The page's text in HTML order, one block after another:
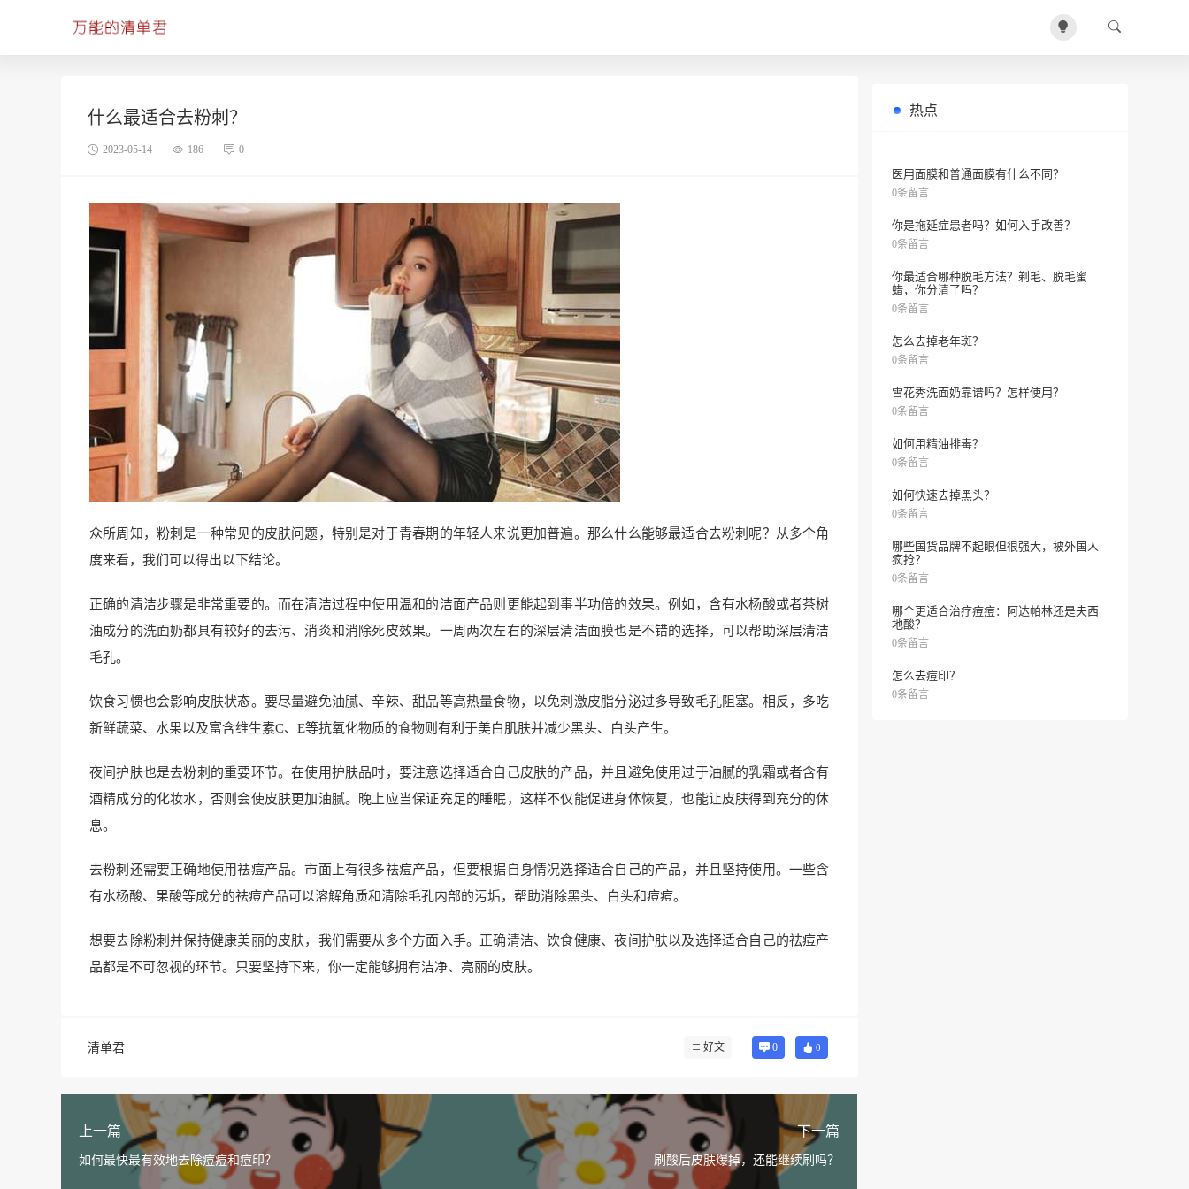
什么最适合去粉刺？
2023-05-14 186 0
众所周知，粉刺是一种常见的皮肤问题，特别是对于青春期的年轻人来说更加普遍。那么什么能够最适合去粉刺呢？从多个角
度来看，我们可以得出以下结论。
正确的清洁步骤是非常重要的。而在清洁过程中使用温和的洁面产品则更能起到事半功倍的效果。例如，含有水杨酸或者茶树
油成分的洗面奶都具有较好的去污、消炎和消除死皮效果。一周两次左右的深层清洁面膜也是不错的选择，可以帮助深层清洁
毛孔。
饮食习惯也会影响皮肤状态。要尽量避免油腻、辛辣、甜品等高热量食物，以免刺激皮脂分泌过多导致毛孔阻塞。相反，多吃
新鲜蔬菜、水果以及富含维生素C、E等抗氧化物质的食物则有利于美白肌肤并减少黑头、白头产生。
夜间护肤也是去粉刺的重要环节。在使用护肤品时，要注意选择适合自己皮肤的产品，并且避免使用过于油腻的乳霜或者含有
酒精成分的化妆水，否则会使皮肤更加油腻。晚上应当保证充足的睡眠，这样不仅能促进身体恢复，也能让皮肤得到充分的休
息。
去粉刺还需要正确地使用祛痘产品。市面上有很多祛痘产品，但要根据自身情况选择适合自己的产品，并且坚持使用。一些含
有水杨酸、果酸等成分的祛痘产品可以溶解角质和清除毛孔内部的污垢，帮助消除黑头、白头和痘痘。
想要去除粉刺并保持健康美丽的皮肤，我们需要从多个方面入手。正确清洁、饮食健康、夜间护肤以及选择适合自己的祛痘产
品都是不可忽视的环节。只要坚持下来，你一定能够拥有洁净、亮丽的皮肤。
清单君 好文 0 0
上一篇
如何最快最有效地去除痘痘和痘印？
下一篇
刷酸后皮肤爆掉，还能继续刷吗？
热点
医用面膜和普通面膜有什么不同？
0条留言
你是拖延症患者吗？如何入手改善？
0条留言
你最适合哪种脱毛方法？剃毛、脱毛蜜
蜡，你分清了吗？
0条留言
怎么去掉老年斑？
0条留言
雪花秀洗面奶靠谱吗？怎样使用？
0条留言
如何用精油排毒？
0条留言
如何快速去掉黑头？
0条留言
哪些国货品牌不起眼但很强大，被外国人
疯抢？
0条留言
哪个更适合治疗痘痘：阿达帕林还是夫西
地酸？
0条留言
怎么去痘印？
0条留言